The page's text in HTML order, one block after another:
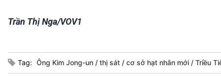
Trần Thị Nga/VOV1
Tag: Ông Kim Jong-un thị sát cơ sở hạt nhân mới Triều